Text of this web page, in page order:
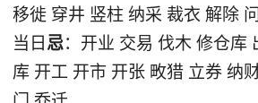
移徙 穿井 竖柱 纳采 裁衣 解除
当日 忌：开业 交易 伐木 修仓库
库 开工 开市 开张 畋猎 立券 纳